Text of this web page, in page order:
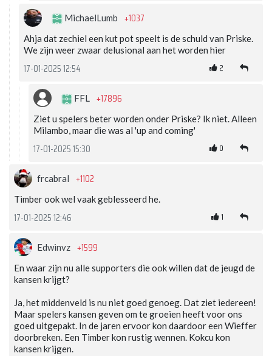
MichaelLumb +1037
Ahja dat zechiel een kut pot speelt is de schuld van Priske.
We zijn weer zwaar delusional aan het worden hier
17-01-2025 12:54 2
FFL +17896
Ziet u spelers beter worden onder Priske? Ik niet. Alleen
Milambo, maar die was al 'up and coming'
17-01-2025 15:30 0
frcabral +1102
Timber ook wel vaak geblesseerd he.
17-01-2025 12:46 1
Edwinvz +1599
En waar zijn nu alle supporters die ook willen dat de jeugd de
kansen krijgt?
Ja, het middenveld is nu niet goed genoeg. Dat ziet iedereen!
Maar spelers kansen geven om te groeien heeft voor ons
goed uitgepakt. In de jaren ervoor kon daardoor een Wieffer
doorbreken. Een Timber kon rustig wennen. Kokcu kon
kansen krijgen.